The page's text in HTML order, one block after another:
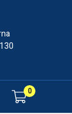
0